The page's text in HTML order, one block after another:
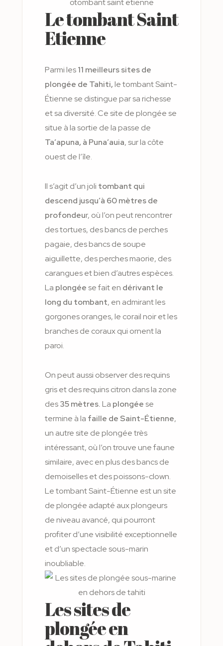
Le tombant Saint
Etienne
Parmi les11 meilleurs sites de
plongée de Tahiti,le tombant Saint-
Étienne se distingue par sa richesse
et sa diversité. Ce site de plongée se
situe à la sortie de la passe de
Ta’apuna, à Puna’auia, sur la côte
ouest de l’île.
Il s’agit d’un joli tombant qui
descend jusqu’à 60 mètres de
profondeur, où l’on peut rencontrer
des tortues, des bancs de perches
pagaie, des bancs de soupe
aiguillette, des perches maorie, des
carangues et bien d’autres espèces.
La plongéese fait en dérivant le
long du tombant, en admirant les
gorgones oranges, le corail noir et les
branches de coraux qui ornent la
paroi.
On peut aussi observer des requins
gris et des requins citron dans la zone
des35 mètres.La plongéese
termine à la faille de Saint-Étienne,
un autre site de plongée très
intéressant, où l’on trouve une faune
similaire, avec en plus des bancs de
demoiselles et des poissons-clown.
Le tombant Saint-Étienne est un site
de plongée adapté aux plongeurs
de niveau avancé, qui pourront
profiter d’une visibilité exceptionnelle
et d’un spectacle sous-marin
inoubliable.
Les sites de
plongée en